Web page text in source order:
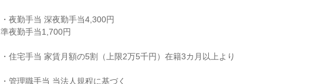
・夜勤手当 深夜勤手当4,300円
準夜勤手当1,700円
・住宅手当 家賃月額の5割（上限2万5千円）在籍3カ月以上より
・管理職手当 当法人規程に基づく